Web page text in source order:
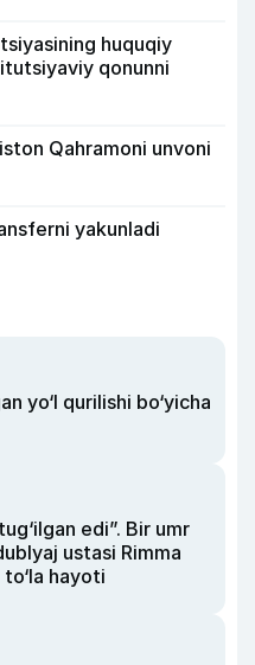
huquqiy
qonunni
Qahramoni unvoni
yakunladi
yo‘l qurilishi bo‘yicha
edi”. Bir umr
ustasi Rimma
hayoti